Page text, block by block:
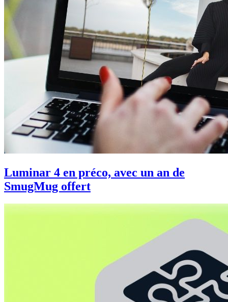
Luminar 4 en préco, avec un an de
SmugMug offert